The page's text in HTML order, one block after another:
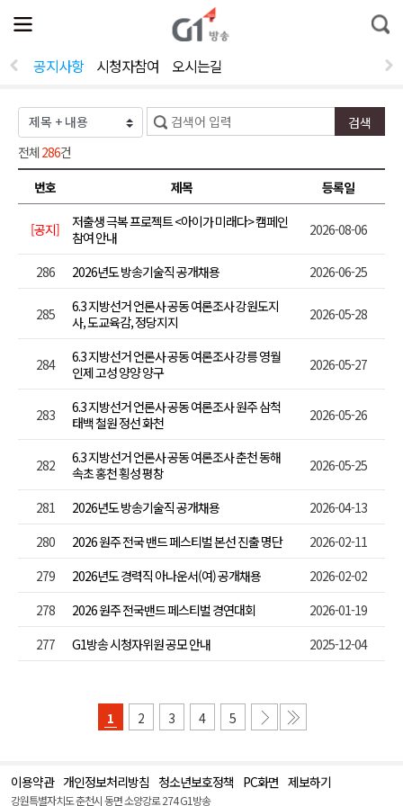
전
체
뉴
열
통
합
공지사항 시청자참여 오시는길
전체 286건
번호
제목 등록일
[공지]
저출생 극복 프로젝트 <아이가 미래다> 캠페인
참여 안내
2026-08-06
286 2026년도 방송기술직 공개채용 2026-06-25
285
6.3 지방선거 언론사 공동 여론조사 강원도지
사, 도교육감, 정당지지
2026-05-28
284
6.3 지방선거 언론사 공동 여론조사 강릉 영월
인제 고성 양양 양구
2026-05-27
283
6.3 지방선거 언론사 공동 여론조사 원주 삼척
태백 철원 정선 화천
2026-05-26
282
6.3 지방선거 언론사 공동 여론조사 춘천 동해
속초 홍천 횡성 평창
2026-05-25
281 2026년도 방송기술직 공개채용
2026-04-13
280
2026 원주 전국 밴드 페스티벌 본선 진출 명단
2026-02-11
279
2026년도 경력직 아나운서(여) 공개채용
2026-02-02
278
2026 원주 전국밴드 페스티벌 경연대회
2026-01-19
277
G1방송 시청자위원 공모 안내 2025-12-04
1 2 3 4 5
이용약관 개인정보처리방침 청소년보호정책 PC화면 제보하기
강원특별자치도 춘천시 동면 소양강로 274 G1방송